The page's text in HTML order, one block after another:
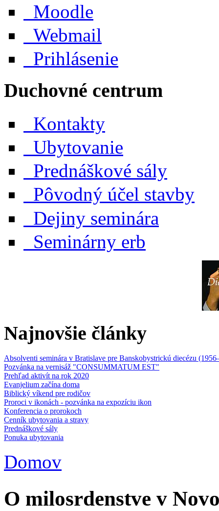
Moodle
Webmail
Prihlásenie
Duchovné centrum
Kontakty
Ubytovanie
Prednáškové sály
Pôvodný účel stavby
Dejiny seminára
Seminárny erb
Najnovšie články
Absolventi seminára v Bratislave pre Banskobystrickú diecézu
Pozvánka na vernisáž "CONSUMMATUM EST"
Prehľad aktivít na rok 2020
Evanjelium začína doma
Biblický víkend pre rodičov
Proroci v ikonách - pozvánka na expozíciu ikon
Konferencia o prorokoch
Cenník ubytovania a stravy
Prednáškové sály
Ponuka ubytovania
Nachádzate sa tu
Domov
O milosrdenstve v